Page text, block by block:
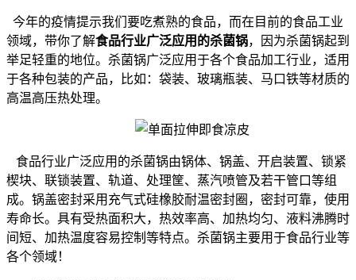
今年的疫情提示我们要吃煮熟的食品，而在目前的食品工业
领域，带你了解食品行业广泛应用的杀菌锅，因为杀菌锅起到
举足轻重的地位。杀菌锅广泛应用于各个食品加工行业，适用
于各种包装的产品，比如：袋装、玻璃瓶装、马口铁等材质的
高温高压热处理。
食品行业广泛应用的杀菌锅由锅体、锅盖、开启装置、锁紧
楔块、联锁装置、轨道、处理筐、蒸汽喷管及若干管口等组
成。锅盖密封采用充气式硅橡胶耐温密封圈，密封可靠，使用
寿命长。具有受热面积大，热效率高、加热均匀、液料沸腾时
间短、加热温度容易控制等特点。杀菌锅主要用于食品行业等
各个领域！